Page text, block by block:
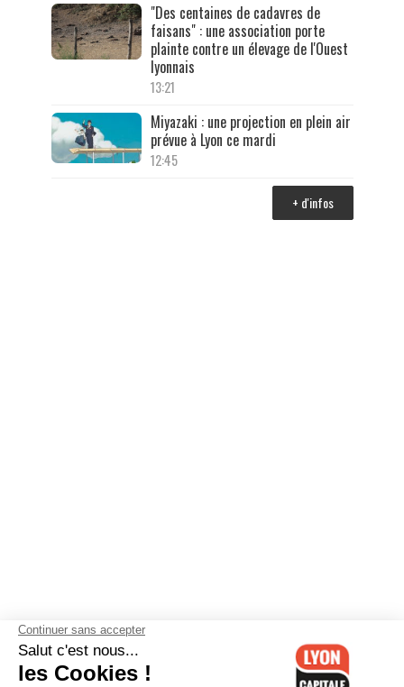
"Des centaines de cadavres de
faisans" : une association porte
plainte contre un élevage de l'Ouest
lyonnais
13:21
Miyazaki : une projection en plein air
prévue à Lyon ce mardi
12:45
+ d'infos